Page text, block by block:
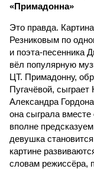
«Примадонна»
Это правда.
Резниковым по
и поэта-песенника
вёл популярную
ЦТ. Примадонну,
Пугачёвой,
Александра
она сыграла
вполне
девушка
картине
словам режиссёра,